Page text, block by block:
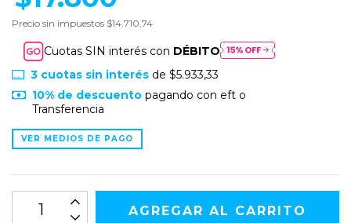
Precio sin impuestos $14.710,74
Cuotas SIN interés con DÉBITO
3cuotas sin interésde $5.933,33
10% de descuentopagando con eft o
Transferencia
VER MEDIOS DE PAGO